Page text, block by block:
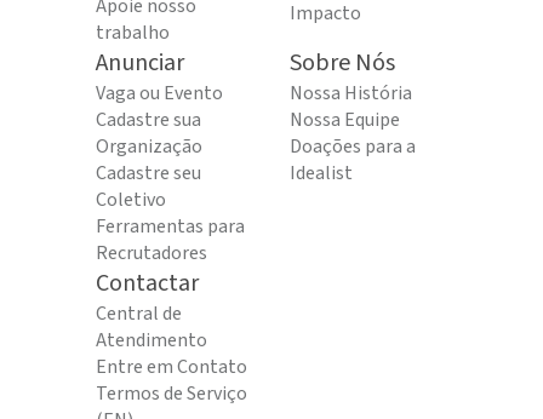
Apoie nosso
trabalho
Impacto
Anunciar
Vaga ou Evento
Cadastre sua
Organização
Cadastre seu
Coletivo
Ferramentas para
Recrutadores
Sobre Nós
Nossa História
Nossa Equipe
Doações para a
Idealist
Contactar
Central de
Atendimento
Entre em Contato
Termos de Serviço